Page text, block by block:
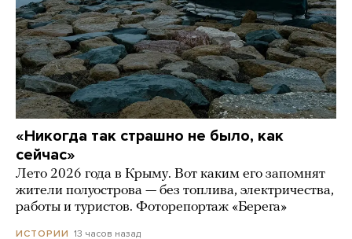
«Никогда так страшно не было, как
сейчас»
Лето 2026 года в Крыму. Вот каким его запомнят
жители полуострова — без топлива, электричества,
работы и туристов. Фоторепортаж «Берега»
ИСТОРИИ 13 часов назад